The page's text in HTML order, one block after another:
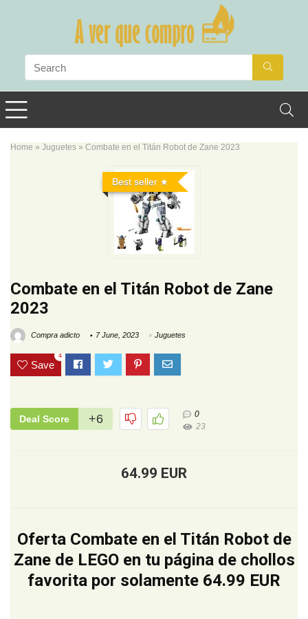
Home » Juguetes » Combate en el Titán Robot de Zane 2023
Best seller
Combate en el Titán Robot de Zane
2023
Compra adicto 7 June, 2023 Juguetes
Save
4
Deal Score +6
0
23
64.99 EUR
Oferta Combate en el Titán Robot de
Zane de LEGO en tu página de chollos
favorita por solamente 64.99 EUR